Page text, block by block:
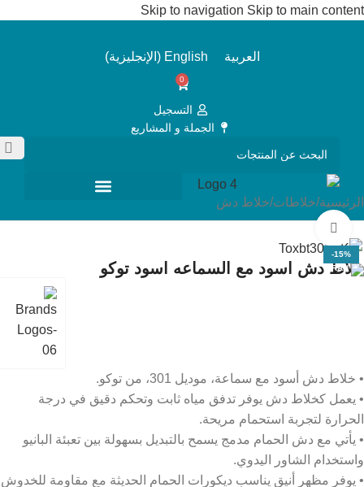
Skip to navigation Skip to main content
العربية English
( الإنجليزية)
0
التسجيل
الجملة و المشاريع
الرئيسية/خلاطات/خلاط دش
-15%
خلاط دش اسود مع السماعه اسود توكو
• خلاط دش أسود مع سماعة، موديل 301، من توكو.
• يعمل كخلاط دش يوفر تدفق مياه ثابت وتحكم دقيق في درجة
الحرارة لتجربة استحمام مريحة.
• يأتي مع دش الحمام مدمج يسمح بالتبديل بسهولة بين تعبئة البانيو
واستخدام الشاور اليدوي.
• يوفر مظهر أنيق يناسب ديكورات الحمام الحديثة مع مقاومة للخدوش